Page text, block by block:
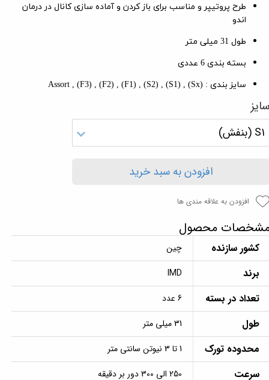
طرح پروتیپر و مناسب برای باز کردن و آماده سازی کانال در درمان
اندو
طول 31 میلی متر
بسته بندی 6 عددی
سایز بندی : (Sx) , (S1) , (S2) , (F1) , (F2) , (F3) , Assort
S1 (بنفش)
افزودن به سبد خرید
افزودن به علاقه مندی ها
محصول
کشور سازنده چین
برند IMD
تعداد در بسته 6 عدد
طول 31 میلی متر
محدوده تورک 1 تا 3 نیوتن سانتی متر
سرعت 250 الی 300 دور بر دقیقه